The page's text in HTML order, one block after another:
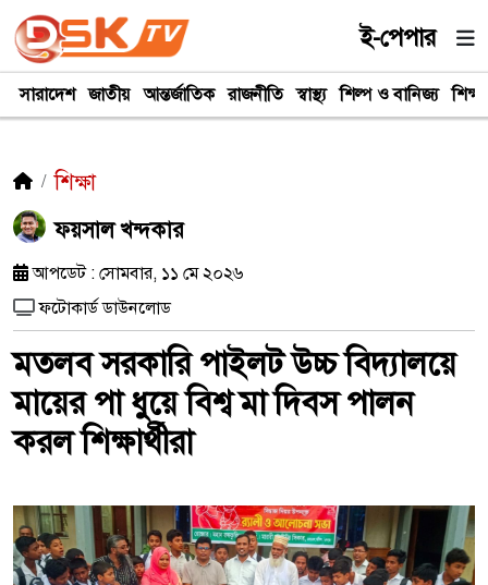
ই-পেপার
সারাদেশ জাতীয় আন্তর্জাতিক রাজনীতি স্বাস্থ্য শিল্প ও বানিজ্য শিক্ষা
শিক্ষা
ফয়সাল খন্দকার
আপডেট : সোমবার, ১১ মে ২০২৬
ফটোকার্ড ডাউনলোড
মতলব সরকারি পাইলট উচ্চ বিদ্যালয়ে
মায়ের পা ধুয়ে বিশ্ব মা দিবস পালন
করল শিক্ষার্থীরা